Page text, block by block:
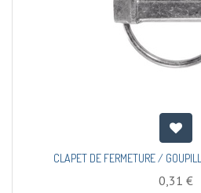
CLAPET DE FERMETURE /
0,31 €